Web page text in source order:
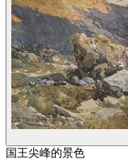
国王尖峰的景色